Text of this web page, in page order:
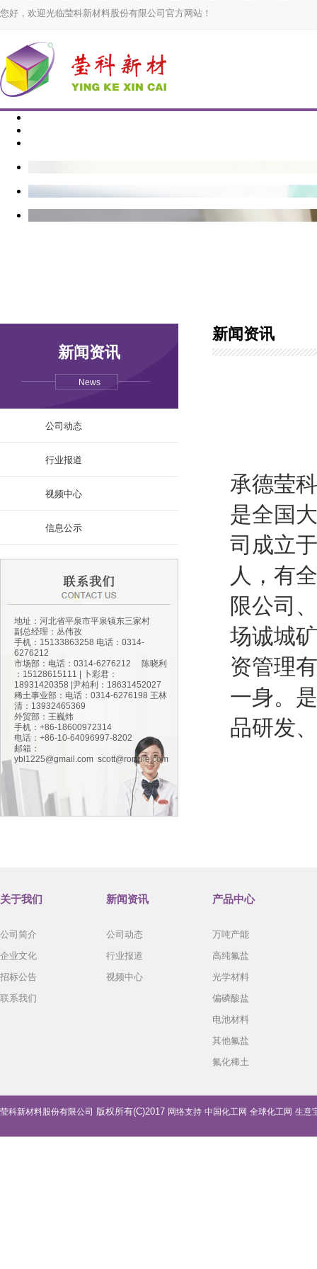
您好，欢迎光临莹科新材料股份有限公司官方网站！
新闻资讯
News
公司动态
行业报道
视频中心
信息公示
地址：河北省平泉市平泉镇东三家村
副总经理：丛伟孜
手机：15133863258 电话：0314-
6276212
市场部：电话：0314-6276212 陈晓利
：15128615111 | 卜彩君：
18931420358 |尹柏利：18631452027
稀土事业部：电话：0314-6276198 王林
清：13932465369
外贸部：王巍炜
手机：+86-18600972314
电话：+86-10-64096997-8202
邮箱：
ybl1225@gmail.com scott@ronzlle.com
新闻资讯
承德莹
是全国
司成立
人，有
限公司
场诚城
资管理
一身。
品研发
关于我们
公司简介
企业文化
招标公告
联系我们
新闻资讯
公司动态
行业报道
视频中心
产品中心
万吨产能
高纯氟盐
光学材料
偏磷酸盐
电池材料
其他氟盐
氟化稀土
莹科新材料股份有限公司 版权所有(C)2017 网络支持 中国化工网 全球化工网 生意